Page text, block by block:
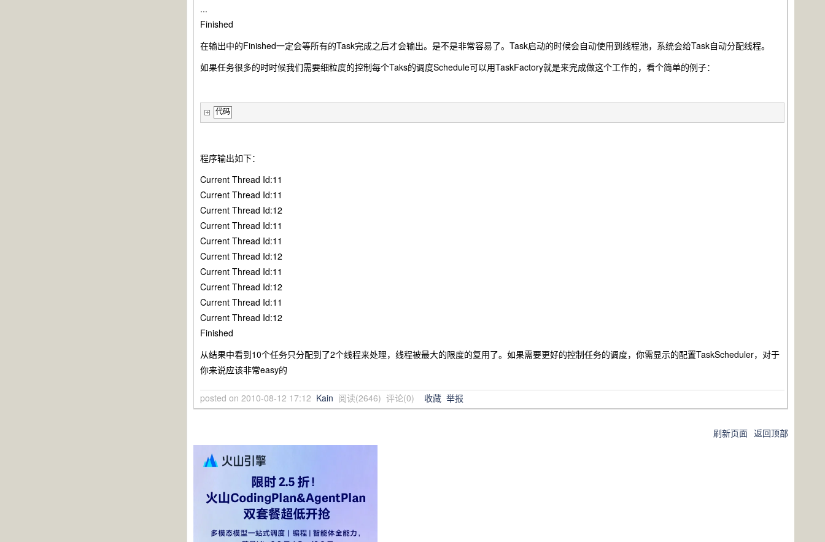
...
Finished
在输出中的Finished一定会等所有的Task完成之后才会输出。是不是非常容易了。Task启动的时候会自动使用到线程池，系统会给Task自动分配线程。
如果任务很多的时时候我们需要细粒度的控制每个Taks的调度Schedule可以用TaskFactory就是来完成做这个工作的，看个简单的例子：
代码
程序输出如下：
Current Thread Id:11
Current Thread Id:11
Current Thread Id:12
Current Thread Id:11
Current Thread Id:11
Current Thread Id:12
Current Thread Id:11
Current Thread Id:12
Current Thread Id:11
Current Thread Id:12
Finished
从结果中看到10个任务只分配到了2个线程来处理，线程被最大的限度的复用了。如果需要更好的控制任务的调度，你需显示的配置TaskScheduler，对于
你来说应该非常easy的
posted on 2010-08-12 17:12 Kain 阅读(2646) 评论(0) 收藏 举报
刷新页面 返回顶部